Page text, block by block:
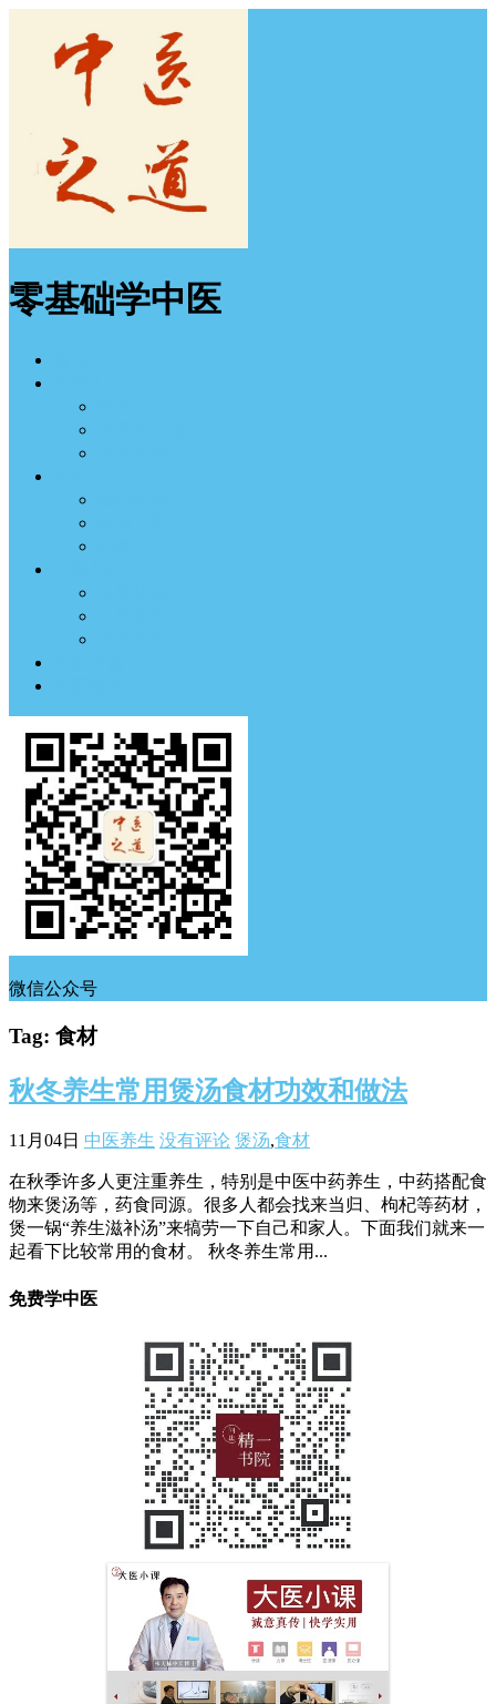
零基础学中医
微信公众号
Tag: 食材
秋冬养生常用煲汤食材功效和做法
11月04日 中医养生 没有评论 煲汤,食材
在秋季许多人更注重养生，特别是中医中药养生，中药搭配食
物来煲汤等，药食同源。很多人都会找来当归、枸杞等药材，
煲一锅“养生滋补汤”来犒劳一下自己和家人。下面我们就来一
起看下比较常用的食材。 秋冬养生常用...
免费学中医